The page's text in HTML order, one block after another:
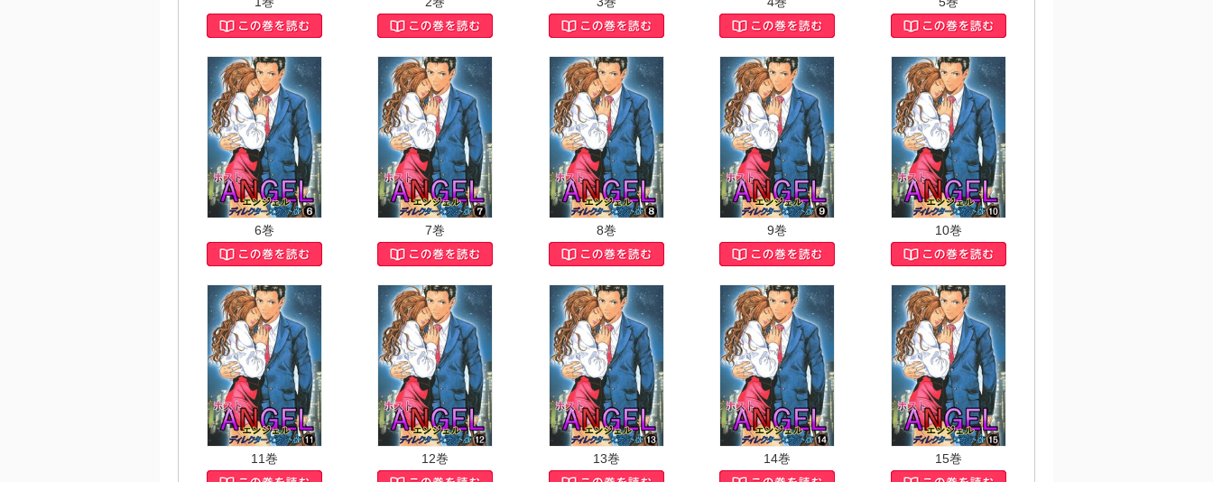
6巻 7巻 8巻 9巻 10巻
11巻 12巻 13巻 14巻 15巻